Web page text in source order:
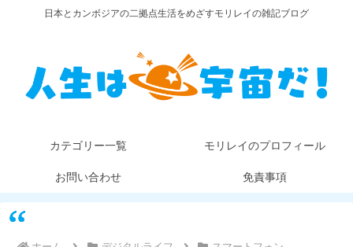
日本とカンボジアの二拠点生活をめざすモリレイの雑記ブログ
カテゴリー一覧 モリレイのプロフィール
お問い合わせ 免責事項